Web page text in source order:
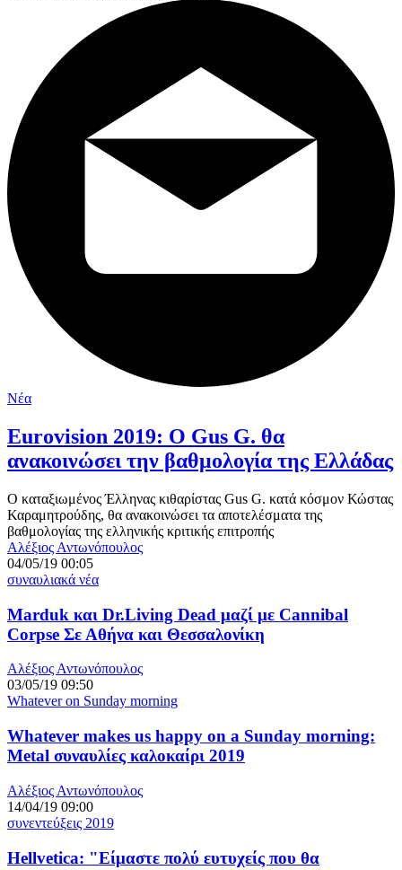
Νέα
Eurovision 2019: O Gus G. θα
ανακοινώσει την βαθμολογία της Ελλάδας
Ο καταξιωμένος Έλληνας κιθαρίστας Gus G. κατά κόσμον Κώστας
Καραμητρούδης, θα ανακοινώσει τα αποτελέσματα της
βαθμολογίας της ελληνικής κριτικής επιτροπής
Αλέξιος Αντωνόπουλος
04/05/19 00:05
συναυλιακά νέα
Marduk και Dr.Living Dead μαζί με Cannibal
Corpse Σε Αθήνα και Θεσσαλονίκη
Αλέξιος Αντωνόπουλος
03/05/19 09:50
Whatever on Sunday morning
Whatever makes us happy on a Sunday morning:
Metal συναυλίες καλοκαίρι 2019
Αλέξιος Αντωνόπουλος
14/04/19 09:00
συνεντεύξεις 2019
Hellvetica: "Είμαστε πολύ ευτυχείς που θα